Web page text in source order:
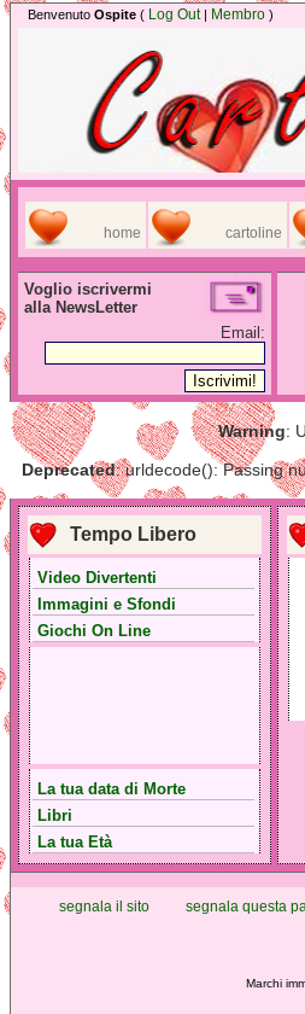
Benvenuto Ospite ( Log Out| Membro )
home cartoline
Voglio iscrivermi
alla NewsLetter
Email:
Warning:
Deprecated: urldecode(): Passing
Tempo Libero
Video Divertenti
Immagini e Sfondi
Giochi On Line
La tua data di Morte
Libri
La tua Età
segnala il sito segnala questa
Marchi